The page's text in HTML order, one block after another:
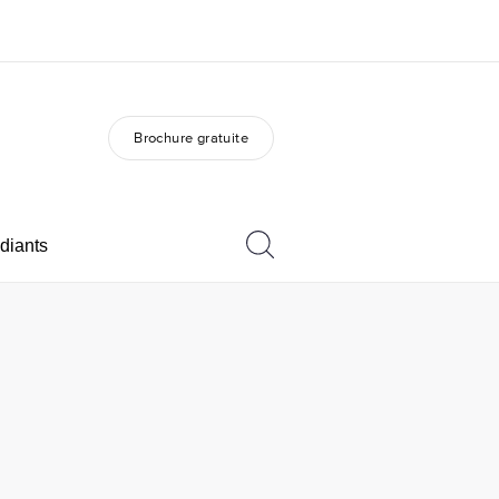
EF recrute
Brochure gratuite